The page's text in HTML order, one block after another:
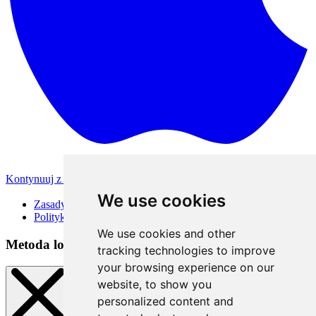
We use cookies
We use cookies and other
tracking technologies to improve
your browsing experience on our
website, to show you
personalized content and
Kontynuuj z Apple
Zasady korzystania
Polityka Prywatności
Metoda logowania